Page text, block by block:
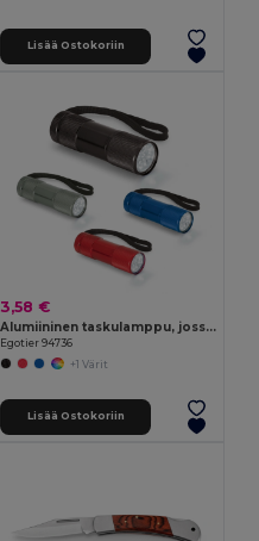
Lisää Ostokoriin
3,58 €
Alumiininen taskulamppu, jossa on 9 LED-valoa
Egotier 94736
+1 Värit
Lisää Ostokoriin